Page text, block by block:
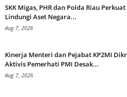
SKK Migas, PHR dan Polda Riau
Lindungi Aset Negara...
Aug 7, 2026
Kinerja Menteri dan Pejabat KP2MI
Aktivis Pemerhati PMI Desak...
Aug 7, 2026